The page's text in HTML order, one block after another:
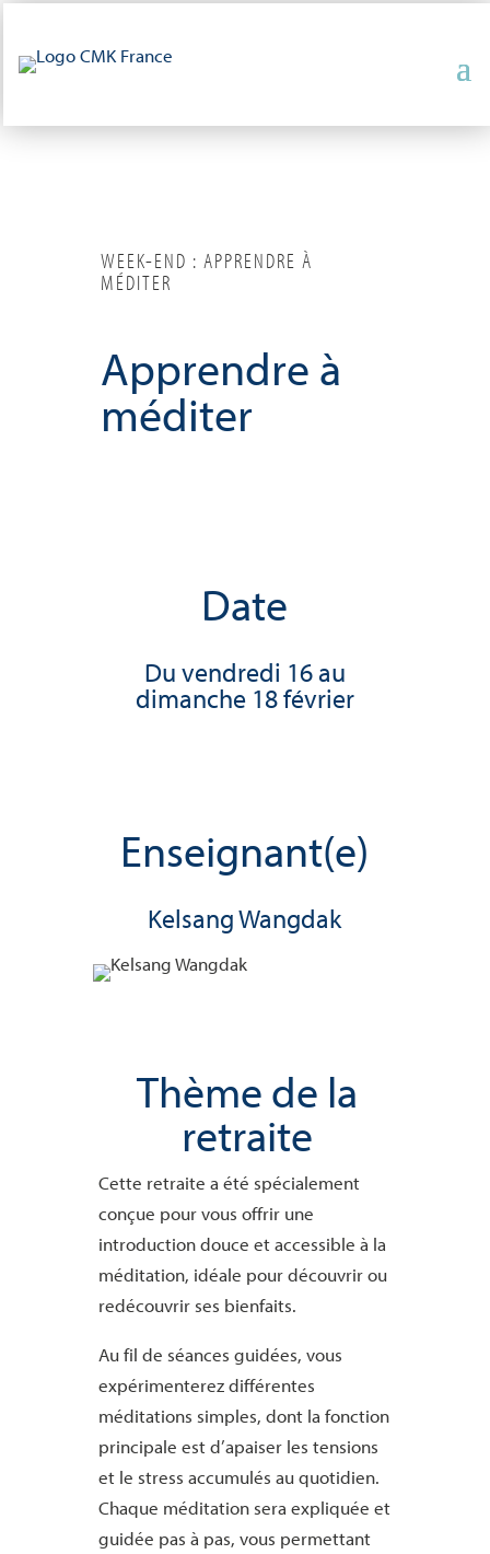
WEEK-END : APPRENDRE À
MÉDITER
Apprendre à
méditer
Date
Du vendredi 16 au
dimanche 18 février
Enseignant(e)
Kelsang Wangdak
Thème de la
retraite
Cette retraite a été spécialement
conçue pour vous offrir une
introduction douce et accessible à la
méditation, idéale pour découvrir ou
redécouvrir ses bienfaits.
Au fil de séances guidées, vous
expérimenterez différentes
méditations simples, dont la fonction
principale est d’apaiser les tensions
et le stress accumulés au quotidien.
Chaque méditation sera expliquée et
guidée pas à pas, vous permettant